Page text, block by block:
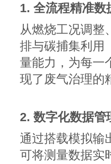
1. 全流程精准数
从燃烧工况调整
排与碳捕集利用
量能力，为每一
现了废气治理的
2. 数字化数据管
通过搭载模拟输
可将测量数据实